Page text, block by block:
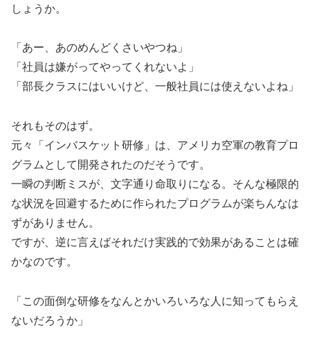
しょうか。
「あー、あのめんどくさいやつね」
「社員は嫌がってやってくれないよ」
「部長クラスにはいいけど、一般社員には使えないよね」
それもそのはず。
元々「インバスケット研修」は、アメリカ空軍の教育プロ
グラムとして開発されたのだそうです。
一瞬の判断ミスが、文字通り命取りになる。そんな極限的
な状況を回避するために作られたプログラムが楽ちんなは
ずがありません。
ですが、逆に言えばそれだけ実践的で効果があることは確
かなのです。
「この面倒な研修をなんとかいろいろな人に知ってもらえ
ないだろうか」